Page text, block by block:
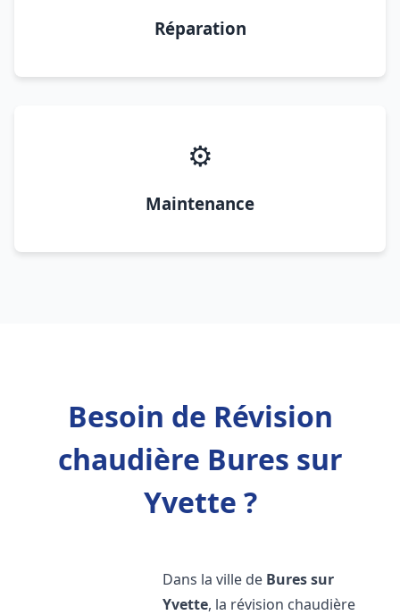
Réparation
⚙️
Maintenance
Besoin de Révision
chaudière Bures sur
Yvette ?
Dans la ville de Bures sur
Yvette, la révision chaudière